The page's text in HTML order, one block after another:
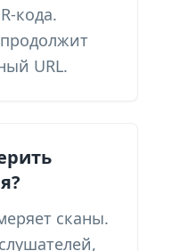
кода.
URL.
сканы.